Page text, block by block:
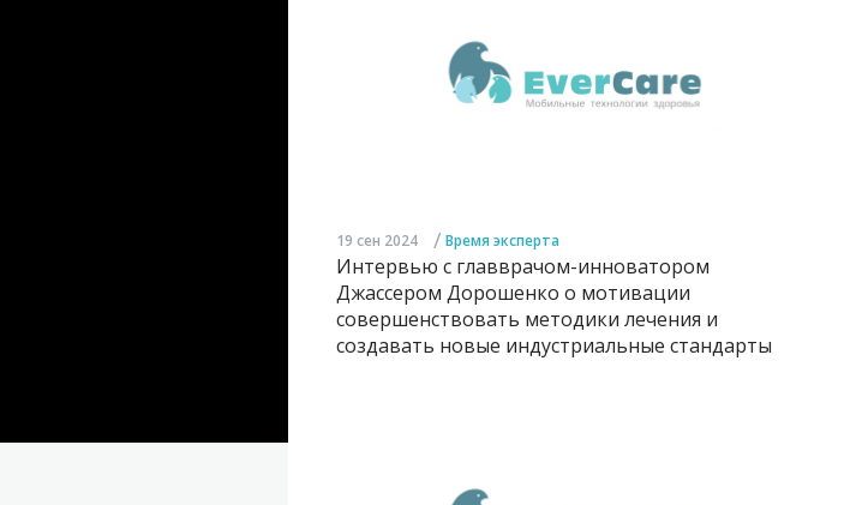
19 сен 2024 / Время эксперта
Интервью с главврачом-инноватором
Джассером Дорошенко о мотивации
совершенствовать методики лечения и
создавать новые индустриальные стандарты